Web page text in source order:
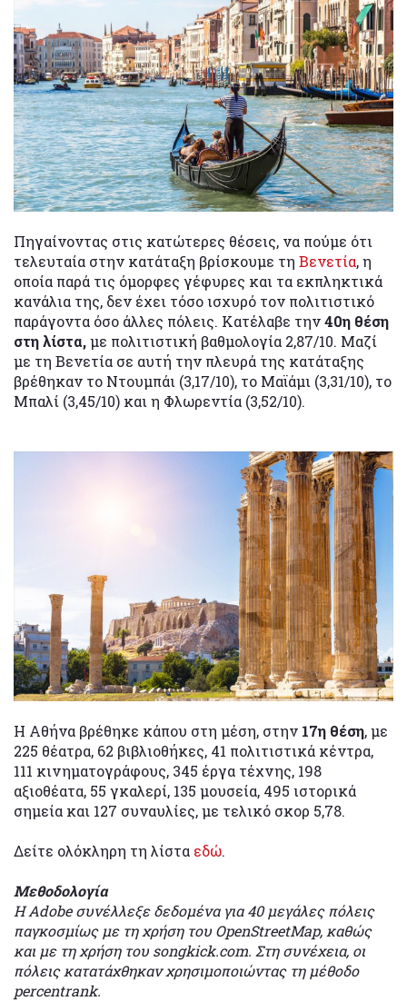
Πηγαίνοντας στις κατώτερες θέσεις, να πούμε ότι
τελευταία στην κατάταξη βρίσκουμε τη Βενετία, η
οποία παρά τις όμορφες γέφυρες και τα εκπληκτικά
κανάλια της, δεν έχει τόσο ισχυρό τον πολιτιστικό
παράγοντα όσο άλλες πόλεις. Κατέλαβε την40η θέση
στη λίστα,με πολιτιστική βαθμολογία 2,87/10. Μαζί
με τη Βενετία σε αυτή την πλευρά της κατάταξης
βρέθηκαν το Ντουμπάι (3,17/10), το Μαϊάμι (3,31/10), το
Μπαλί (3,45/10) και η Φλωρεντία (3,52/10).
Η Αθήνα βρέθηκε κάπου στη μέση, στην 17η θέση, με
225 θέατρα, 62 βιβλιοθήκες, 41 πολιτιστικά κέντρα,
111 κινηματογράφους, 345 έργα τέχνης, 198
αξιοθέατα, 55 γκαλερί, 135 μουσεία, 495 ιστορικά
σημεία και 127 συναυλίες, με τελικό σκορ 5,78.
Δείτε ολόκληρη τη λίστα εδώ.
Μεθοδολογία
Η Adobe συνέλλεξε δεδομένα για 40 μεγάλες πόλεις
παγκοσμίως με τη χρήση του OpenStreetMap, καθώς
και με τη χρήση του songkick.com. Στη συνέχεια, οι
πόλεις κατατάχθηκαν χρησιμοποιώντας τη μέθοδο
percentrank.